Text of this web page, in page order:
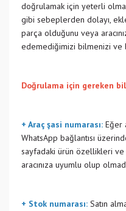
doğrulamak için yeterli
gibi sebeplerden dolayı,
parça olduğunu veya
edemediğimizi bilmenizi ve
Doğrulama için gereken
+ Araç şasi numarası: Eğer
WhatsApp bağlantısı
sayfadaki ürün özellikleri ve
aracınıza uyumlu olup
+ Stok numarası: Satın